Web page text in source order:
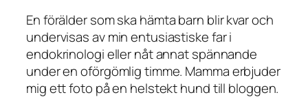
En förälder som ska hämta barn blir kvar och
undervisas av min entusiastiske far i
endokrinologi eller nåt annat spännande
under en oförgömlig timme. Mamma erbjuder
mig ett foto på en helstekt hund till bloggen.